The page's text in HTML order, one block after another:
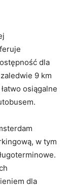
dla
⁢9 ​km
osiągalne
w tym
‌dla